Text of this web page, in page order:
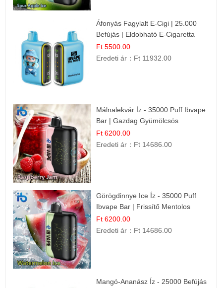
Áfonyás Fagylalt E-Cigi | 25.000
Befújás | Eldobható E-Cigaretta
Ft 5500.00
Eredeti ár： Ft 11932.00
Málnalekvár Íz - 35000 Puff Ibvape
Bar | Gazdag Gyümölcsös
Ízélmény!
Ft 6200.00
Eredeti ár： Ft 14686.00
Görögdinnye Ice Íz - 35000 Puff
Ibvape Bar | Frissítő Mentolos
Élmény!
Ft 6200.00
Eredeti ár： Ft 14686.00
Mangó-Ananász Íz - 25000 Befújás